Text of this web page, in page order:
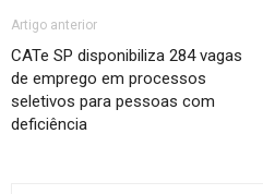
Artigo anterior
CATe SP disponibiliza 284 vagas
de emprego em processos
seletivos para pessoas com
deficiência